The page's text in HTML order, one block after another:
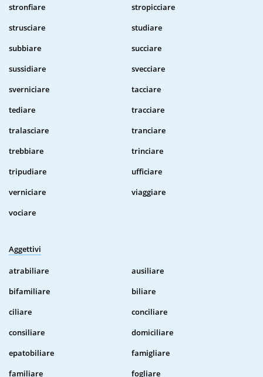
stronfiare
stropicciare
strusciare
studiare
subbiare
succiare
sussidiare
svecciare
sverniciare
tacciare
tediare
tracciare
tralasciare
tranciare
trebbiare
trinciare
tripudiare
ufficiare
verniciare
viaggiare
vociare
Aggettivi
atrabiliare
ausiliare
bifamiliare
biliare
ciliare
conciliare
consiliare
domiciliare
epatobiliare
famigliare
familiare
fogliare